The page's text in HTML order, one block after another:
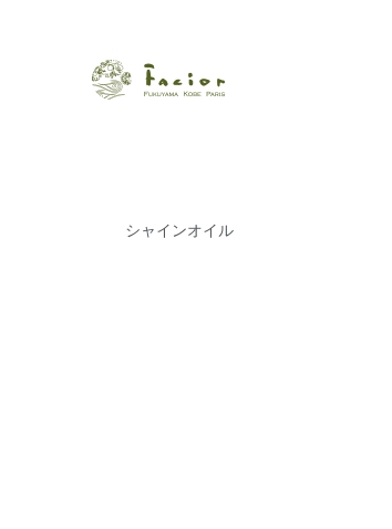
【福山・神戸・
瀬戸内から世界に展開するエステサロン「フ
ポジティブライフを応援します。オーガニッ
シャインオイル